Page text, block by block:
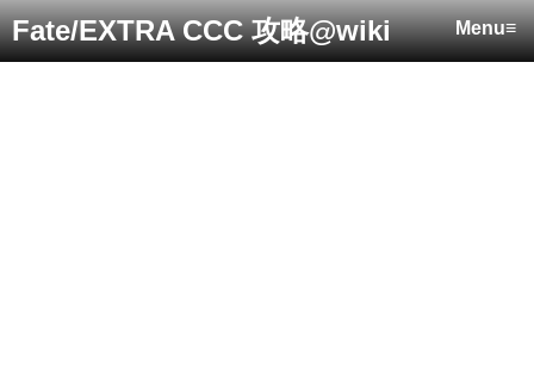
Menu≡
Fate/EXTRA CCC 攻略@wiki